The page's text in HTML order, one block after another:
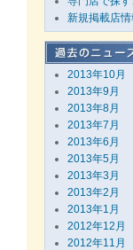
新規掲載店情
2013年10月
2013年9月
2013年8月
2013年7月
2013年6月
2013年5月
2013年3月
2013年2月
2013年1月
2012年12月
2012年11月